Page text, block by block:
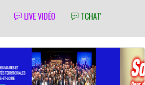
LIVE VIDÉO TCHAT'